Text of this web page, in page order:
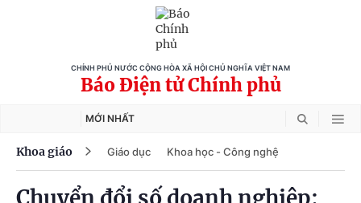
CHÍNH PHỦ NƯỚC CỘNG HÒA XÃ HỘI CHỦ NGHĨA VIỆT NAM
Báo Điện tử Chính phủ
MỚI NHẤT
Khoa giáo Giáo dục Khoa học - Công nghệ